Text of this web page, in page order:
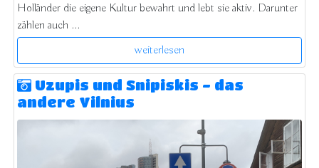
Holländer die eigene Kultur bewahrt und lebt sie aktiv. Darunter
zählen auch ...
weiterlesen
Uzupis und Snipiskis - das
andere Vilnius